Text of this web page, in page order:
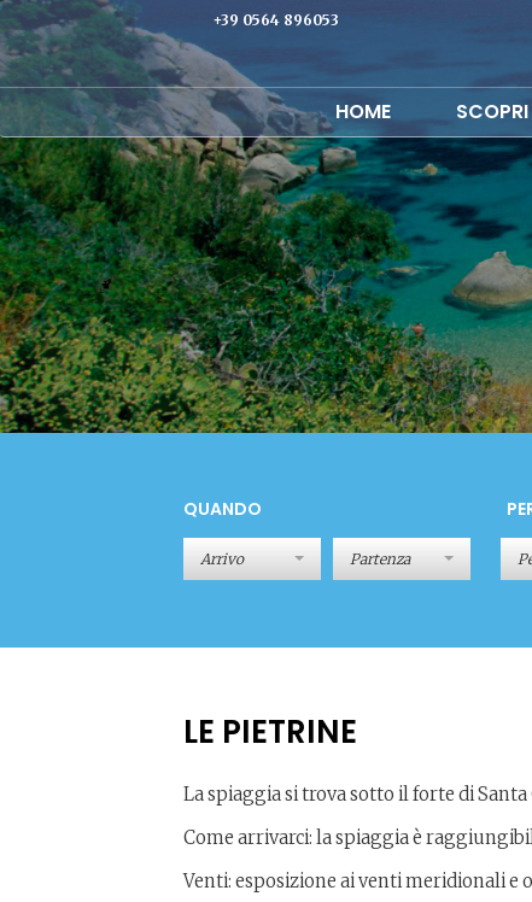
+39 0564 896053
HOME
QUANDO
LE PIETRINE
La spiaggia si trova sotto il forte di
Come arrivarci: la spiaggia è
Venti: esposizione ai venti meridionali e